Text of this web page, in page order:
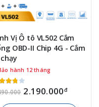
Vị Ô tô VL502 Cắm
OBD-II Chip 4G - Cắm
hành 12 tháng
2.190.000đ